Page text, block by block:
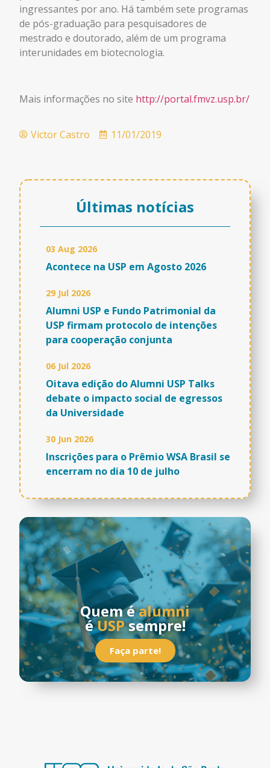
ingressantes por ano. Há também sete programas
de pós-graduação para pesquisadores de
mestrado e doutorado, além de um programa
interunidades em biotecnologia.
Mais informações no site http://portal.fmvz.usp.br/
Victor Castro 11/01/2019
Últimas notícias
03 Aug 2026
Acontece na USP em Agosto 2026
29 Jul 2026
Alumni USP e Fundo Patrimonial da
USP firmam protocolo de intenções
para cooperação conjunta
06 Jul 2026
Oitava edição do Alumni USP Talks
debate o impacto social de egressos
da Universidade
30 Jun 2026
Inscrições para o Prêmio WSA Brasil se
encerram no dia 10 de julho
Quem éalumni
éUSPsempre!
Faça parte!